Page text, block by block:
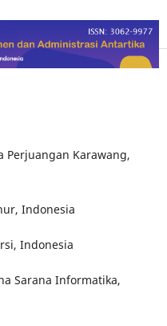
Perjuangan Karawang,
Indonesia
Indonesia
Sarana Informatika,